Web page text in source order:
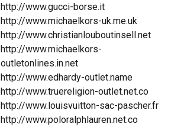
http://www.gucci-borse.it
http://www.michaelkors-uk.me.uk
http://www.christianlouboutinsell.net
http://www.michaelkors-
outletonlines.in.net
http://www.edhardy-outlet.name
http://www.truereligion-outlet.net.co
http://www.louisvuitton-sac-pascher.fr
http://www.poloralphlauren.net.co